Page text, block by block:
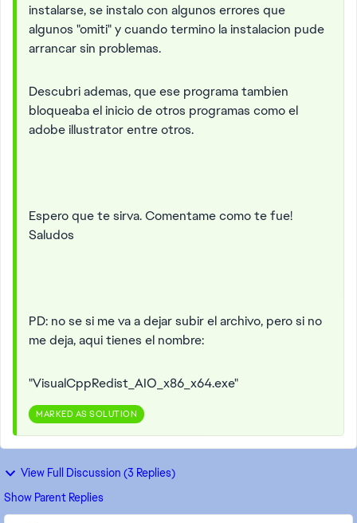
instalarse, se instalo con algunos errores que
algunos "omiti" y cuando termino la instalacion pude
arrancar sin problemas.
Descubri ademas, que ese programa tambien
bloqueaba el inicio de otros programas como el
adobe illustrator entre otros.
Espero que te sirva. Comentame como te fue!
Saludos
PD: no se si me va a dejar subir el archivo, pero si no
me deja, aqui tienes el nombre:
"VisualCppRedist_AIO_x86_x64.exe"
MARKED AS SOLUTION
View Full Discussion (3 Replies)
Show Parent Replies